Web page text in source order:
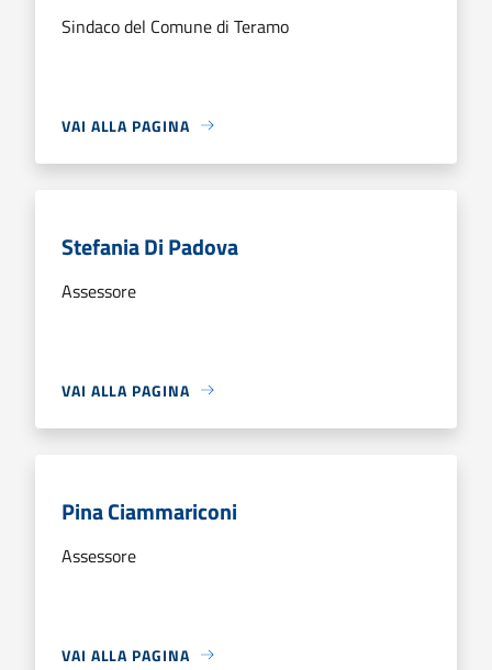
Sindaco del Comune di Teramo
VAI ALLA PAGINA
Stefania Di Padova
Assessore
VAI ALLA PAGINA
Pina Ciammariconi
Assessore
VAI ALLA PAGINA